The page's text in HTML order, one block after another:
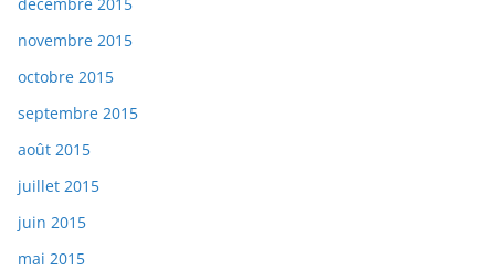
novembre 2015
octobre 2015
septembre 2015
août 2015
juillet 2015
juin 2015
mai 2015